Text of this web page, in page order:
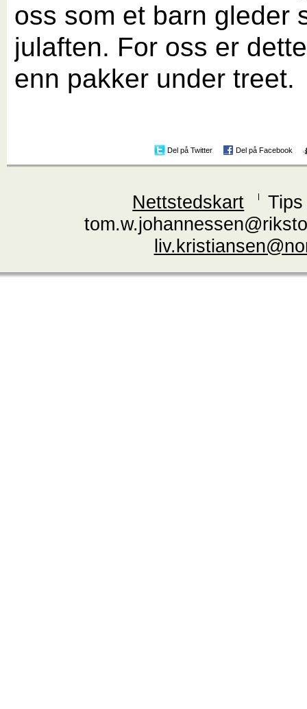
oss som et barn gleder
julaften. For oss er
enn pakker under treet.
Del på Twitter Del på Facebook
Nettstedskart